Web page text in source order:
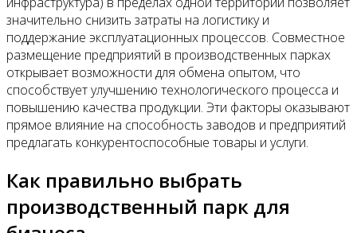
значительно снизить затраты на логистику и
поддержание эксплуатационных процессов. Совместное
размещение предприятий в производственных парках
открывает возможности для обмена опытом, что
способствует улучшению технологического процесса и
повышению качества продукции. Эти факторы оказывают
прямое влияние на способность заводов и предприятий
предлагать конкурентоспособные товары и услуги.
Как правильно выбрать
производственный парк для